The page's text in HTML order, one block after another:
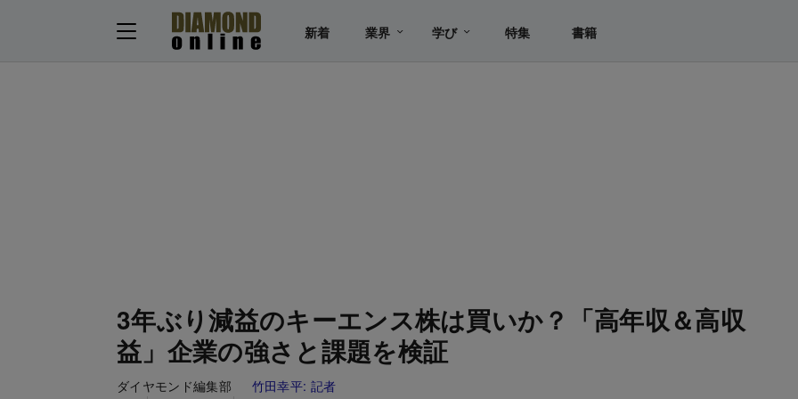
新着 業界 学び 特集 書籍
3年ぶり減益のキーエンス株は買いか？「高年収＆高収
益」企業の強さと課題を検証
ダイヤモンド編集部 竹田幸平: 記者